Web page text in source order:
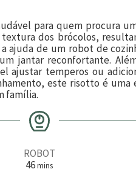
para quem procura
dos brócolos,
ajuda de um robot de
jantar reconfortante.
ajustar temperos ou
este risotto é uma
família.
ROBOT
46m
mins